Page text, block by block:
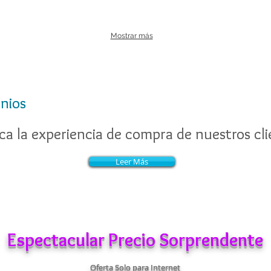
Mostrar más
la experiencia de compra de nuestros
Leer Más
la experiencia de compra de nuestros
Leer Más
Espectacular Precio Sorprendente
Oferta Solo para Internet